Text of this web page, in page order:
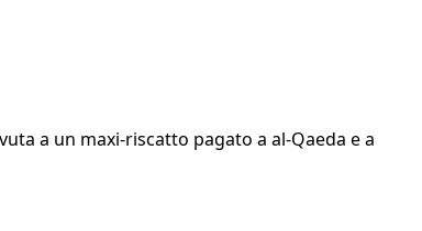
a un maxi-riscatto pagato a al-Qaeda e a